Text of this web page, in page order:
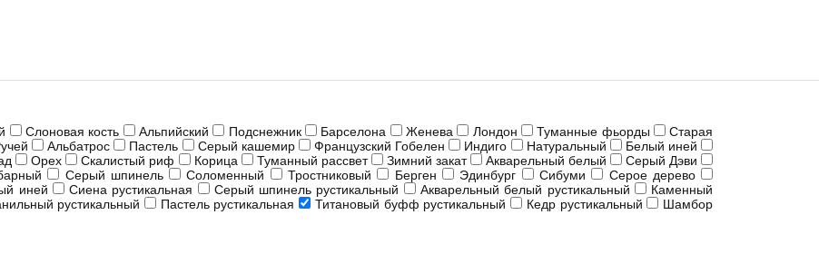
Слоновая кость Альпийский Подснежник Барселона Женева Лондон Туманные фьорды
Старая
Альбатрос Пастель Серый кашемир Французский Гобелен Индиго Натуральный
Белый иней
Орех Скалистый риф Корица Туманный рассвет Зимний закат Акварельный белый
Серый Дэви
Серый шпинель Соломенный Тростниковый Берген Эдинбург Сибуми
Серое дерево
иней Сиена рустикальная Серый шпинель рустикальный Акварельный белый рустикальный
Каменный
рустикальный Пастель рустикальная Титановый буфф рустикальный Кедр рустикальный
Шамбор